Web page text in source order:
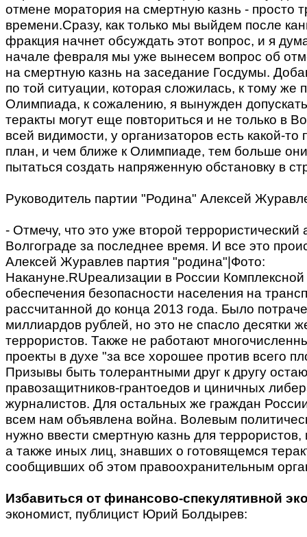
отмене моратория на смертную казнь - просто
времени.Сразу, как только мы выйдем после
фракция начнет обсуждать этот вопрос, и я
начале февраля мы уже вынесем вопрос об
на смертную казнь на заседание Госдумы.
по той ситуации, которая сложилась, к тому же
Олимпиада, к сожалению, я вынужден
теракты могут еще повториться и не только в
всей видимости, у организаторов есть какой-то
план, и чем ближе к Олимпиаде, тем больше
пытаться создать напряженную обстановку в
Руководитель партии "Родина" Алексей
- Отмечу, что это уже второй террористический
Волгограде за последнее время. И все это
Алексей Журавлев партия "родина"|Фото:
Накануне.RUреализации в России
обеспечения безопасности населения на
рассчитанной до конца 2013 года. Было
миллиардов рублей, но это не спасло десятки
террористов. Также не работают
проекты в духе "за все хорошее против всего
Призывы быть толерантными друг к другу
правозащитников-грантоедов и циничных
журналистов. Для остальных же граждан
всем нам объявлена война. Волевым
нужно ввести смертную казнь для террористов,
а также иных лиц, знавших о готовящемся
сообщивших об этом правоохранительным
Избавиться от финансово-спекулятивной
экономист, публицист Юрий Болдырев: